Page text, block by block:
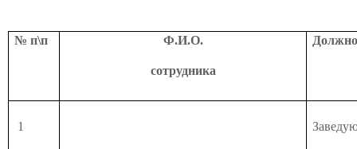
№ п\п Ф.И.О.
сотрудника
1